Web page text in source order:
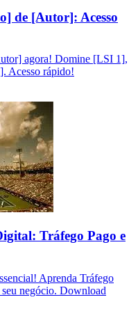
de [Autor]: Acesso
agora! Domine [LSI 1],
Acesso rápido!
Tráfego Pago e
Aprenda Tráfego
negócio. Download